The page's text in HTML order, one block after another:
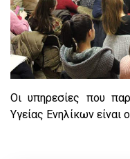
Οι υπηρεσίες που
Υγείας Ενηλίκων είναι